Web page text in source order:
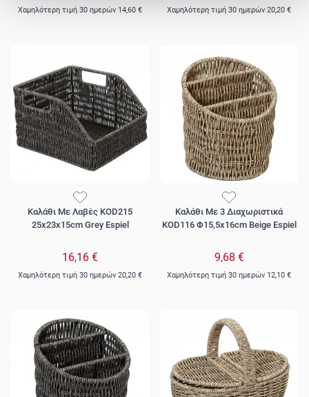
Χαμηλότερη τιμή 30 ημερών 14,60 € Χαμηλότερη τιμή 30 ημερών 20,20 €
Καλάθι Με Λαβές KOD215
25x23x15cm Grey Espiel
16,16 €
Χαμηλότερη τιμή 30 ημερών 20,20 €
Καλάθι Με 3 Διαχωριστικά
KOD116 Φ15,5x16cm Beige Espiel
9,68 €
Χαμηλότερη τιμή 30 ημερών 12,10 €